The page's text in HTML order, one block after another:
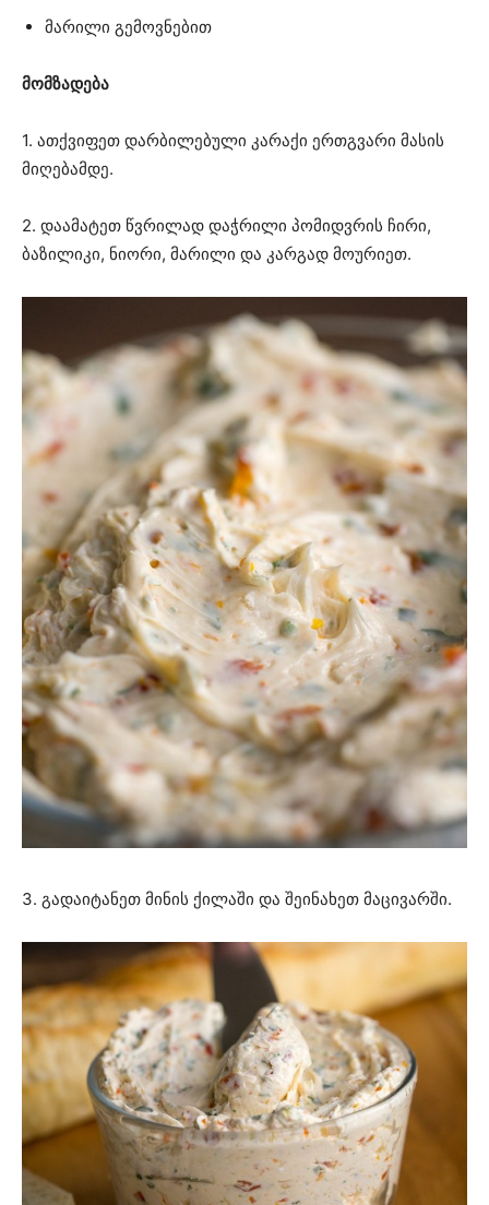
მარილი გემოვნებით
მომზადება
1. ათქვიფეთ დარბილებული კარაქი ერთგვარი მასის
მიღებამდე.
2. დაამატეთ წვრილად დაჭრილი პომიდვრის ჩირი,
ბაზილიკი, ნიორი, მარილი და კარგად მოურიეთ.
3. გადაიტანეთ მინის ქილაში და შეინახეთ მაცივარში.